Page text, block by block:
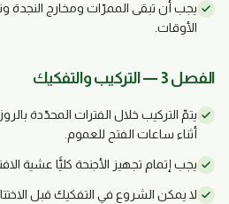
يجب أن تبقى الممرّات ومخارج النجدة
الأوقات.
الفصل 3 — التركيب والتفكيك
يتمّ التركيب خلال الفترات المحدّدة
أثناء ساعات الفتح للعموم.
يجب إتمام تجهيز الأجنحة كليًّا عشية
لا يمكن الشروع في التفكيك قبل